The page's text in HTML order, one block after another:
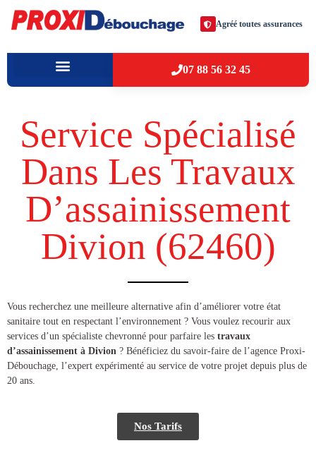
Agréé toutes assurances
07 88 56 32 45
Service Spécialisé
Dans Les Travaux
D’assainissement
Divion (62460​)
​​Vous recherchez une meilleure alternative afin d’améliorer votre état
sanitaire tout en respectant l’environnement ? Vous voulez recourir aux
services d’un spécialiste chevronné pour parfaire les travaux
d’assainissement à Divion ? Bénéficiez du savoir-faire de l’agence Proxi-
Débouchage, l’expert expérimenté au service de votre projet depuis plus de
20 ans.
Nos Tarifs